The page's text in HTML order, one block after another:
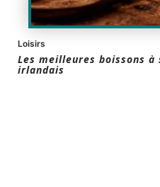
Loisirs
Les meilleures boissons à
irlandais